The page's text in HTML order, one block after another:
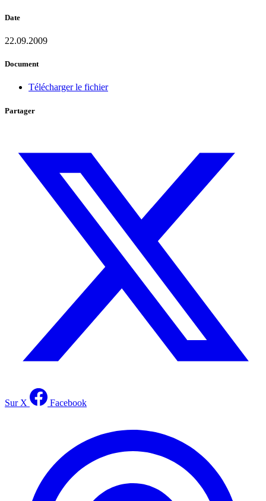
Date
22.09.2009
Document
Télécharger le fichier
Partager
Sur X Facebook